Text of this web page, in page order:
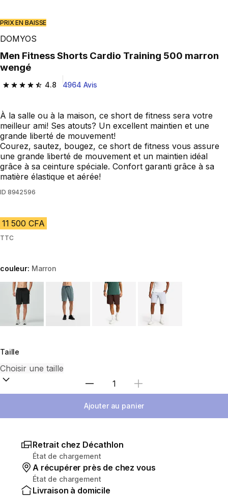
PRIX EN BAISSE
DOMYOS
Men Fitness Shorts Cardio Training 500 marron
wengé
4.8
4.8 out of 5 stars from 4964 reviews
4964 Avis
À la salle ou à la maison, ce short de fitness sera votre
meilleur ami! Ses atouts? Un excellent maintien et une
grande liberté de mouvement!
Courez, sautez, bougez, ce short de fitness vous assure
une grande liberté de mouvement et un maintien idéal
grâce à sa ceinture spéciale. Confort garanti grâce à sa
matière élastique et aérée!
ID 8942596
11 500 CFA
TTC
couleur: Marron
Choose a variant
Taille
Choisir une quantité
Ajouter au panier
Retrait chez Décathlon
État de chargement
A récupérer près de chez vous
État de chargement
Livraison à domicile